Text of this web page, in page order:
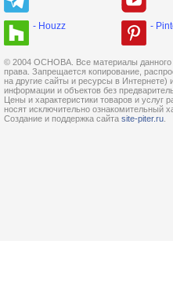
- Houzz -
© 2004 ОСНОВА. Все материалы данного
права. Запрещается копирование,
на другие сайты и ресурсы в Интернете)
информации и объектов без
Цены и характеристики товаров и услуг
носят исключительно ознакомительный
Создание и поддержка сайта site-piter.ru